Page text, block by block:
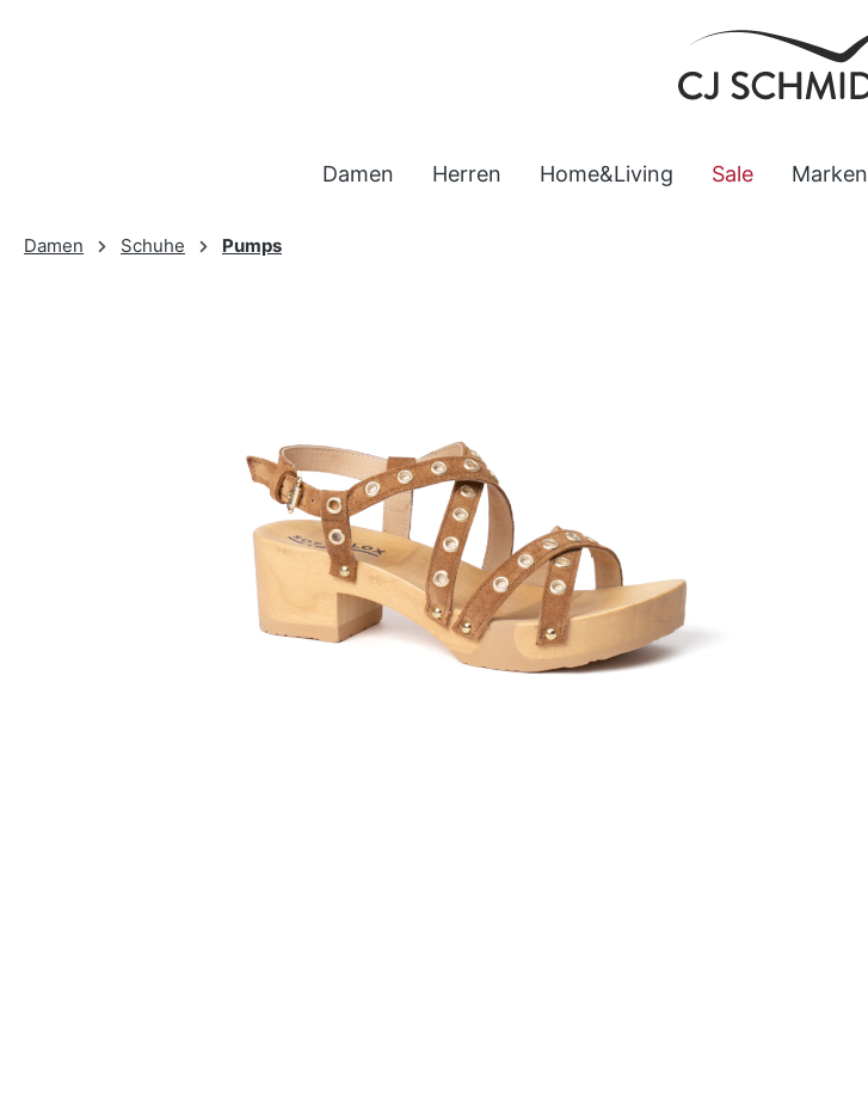
Damen Herren Home&Living Sale Marken
Damen Schuhe Pumps